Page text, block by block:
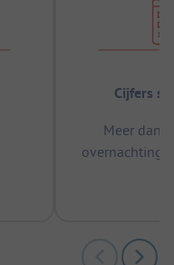
Cijfers
Meer dan